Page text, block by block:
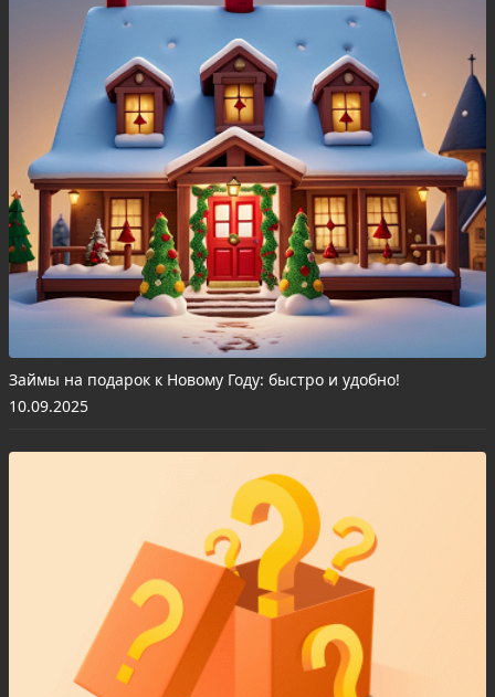
Займы на подарок к Новому Году: быстро и удобно!
10.09.2025